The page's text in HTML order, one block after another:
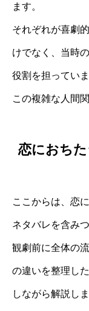
ます。
それぞれが喜劇
けでなく、当時
役割を担っていま
この複雑な人間
恋におち
ここからは、恋
ネタバレを含み
観劇前に全体の
の違いを整理し
しながら解説しま